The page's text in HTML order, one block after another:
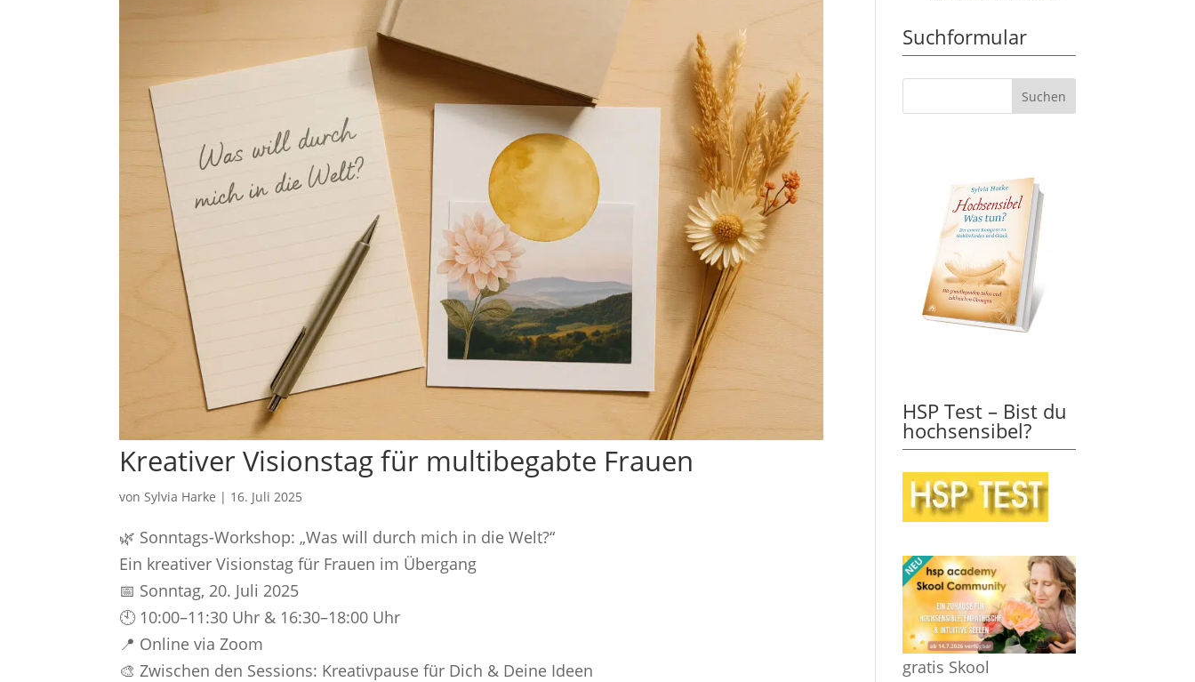
Kreativer Visionstag für multibegabte Frauen
vonSylvia Harke | 16. Juli 2025
🌿 Sonntags-Workshop: „Was will durch mich in die Welt?“
Ein kreativer Visionstag für Frauen im Übergang
📅 Sonntag, 20. Juli 2025
🕙 10:00–11:30 Uhr & 16:30–18:00 Uhr
📍 Online via Zoom
🎨 Zwischen den Sessions: Kreativpause für Dich & Deine Ideen
Suchformular
HSP Test – Bist du
hochsensibel?
gratis Skool